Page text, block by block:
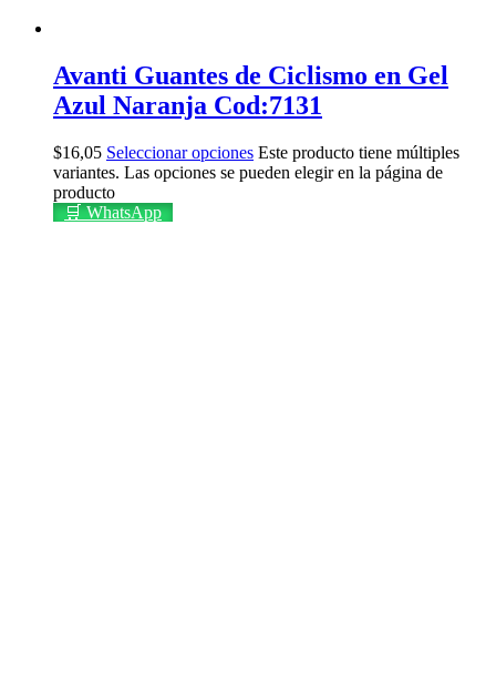
Avanti Guantes de Ciclismo en Gel
Azul Naranja Cod:7131
$16,05 Seleccionar opciones Este producto tiene múltiples
variantes. Las opciones se pueden elegir en la página de
producto
🛒 WhatsApp